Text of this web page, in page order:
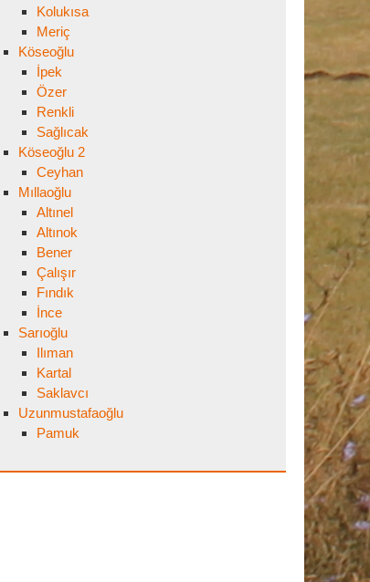
Kolukısa
Meriç
Köseoğlu
İpek
Özer
Renkli
Sağlıcak
Köseoğlu 2
Ceyhan
Mıllaoğlu
Altınel
Altınok
Bener
Çalışır
Fındık
İnce
Sarıoğlu
Ilıman
Kartal
Saklavcı
Uzunmustafaoğlu
Pamuk